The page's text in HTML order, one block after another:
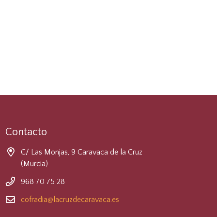
Contacto
C/ Las Monjas, 9 Caravaca de la Cruz
(Murcia)
968 70 75 28
cofradia@lacruzdecaravaca.es